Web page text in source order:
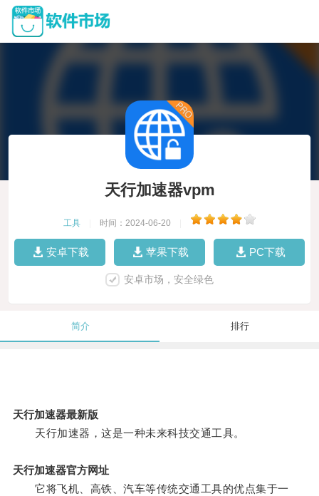
天行加速器vpm
工具 时间：2024-06-20
安卓下载 苹果下载 PC下载
安卓市场，安全绿色
简介 排行
天行加速器最新版
天行加速器，这是一种未来科技交通工具。
天行加速器官方网址
它将飞机、高铁、汽车等传统交通工具的优点集于一